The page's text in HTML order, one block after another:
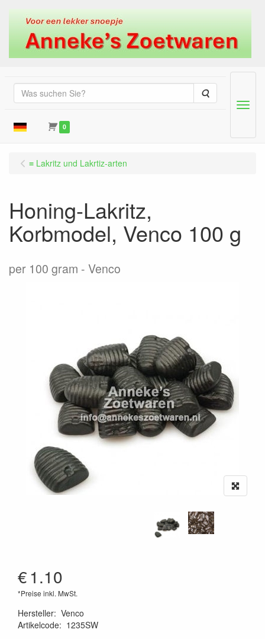
Suche
0
Menu
≡ Lakritz und Lakrtiz-arten
Honing-Lakritz,
Korbmodel, Venco 100 g
per 100 gram Venco
€1.10
*Preise inkl. MwSt.
Hersteller: Venco
Artikelcode: 1235SW